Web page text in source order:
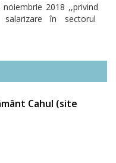
2018 ,,privind
în sectorul
Cahul (site